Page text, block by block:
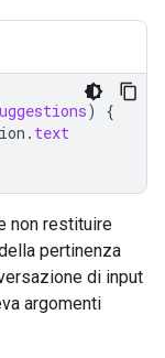
)
{
. text
non restituire
pertinenza
di input
argomenti